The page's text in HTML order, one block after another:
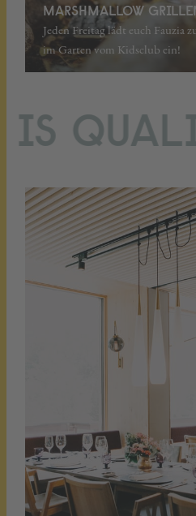
MARSHMALLOW
Jeden Freitag lädt euch Fauzia
im Garten vom Kidsclub ein!